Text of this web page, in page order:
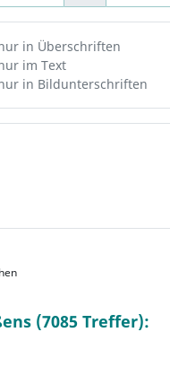
in Überschriften
im Text
in Bildunterschriften
(7085 Treffer):